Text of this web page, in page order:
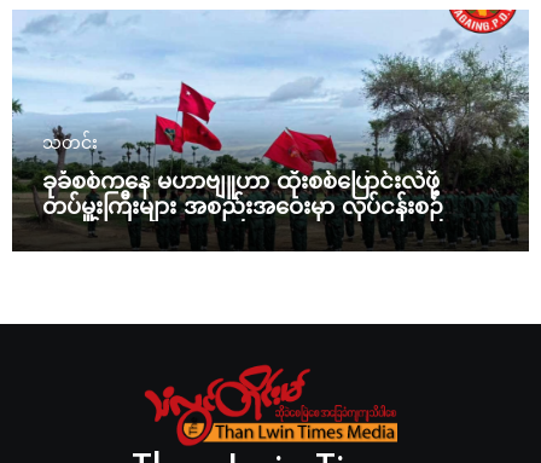
သတင်း
ခုခံစစ်ကနေ မဟာဗျူဟာ ထိုးစစ်ပြောင်းလဲဖို့
တပ်မှူးကြီးများ အစည်းအဝေးမှာ လုပ်ငန်းစဉ်
ချမှတ်